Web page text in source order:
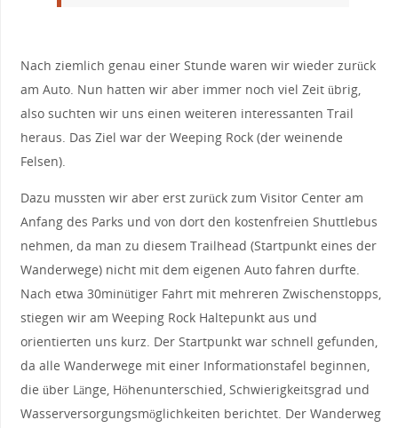
Nach ziemlich genau einer Stunde waren wir wieder zurück
am Auto. Nun hatten wir aber immer noch viel Zeit übrig,
also suchten wir uns einen weiteren interessanten Trail
heraus. Das Ziel war der Weeping Rock (der weinende
Felsen).
Dazu mussten wir aber erst zurück zum Visitor Center am
Anfang des Parks und von dort den kostenfreien Shuttlebus
nehmen, da man zu diesem Trailhead (Startpunkt eines der
Wanderwege) nicht mit dem eigenen Auto fahren durfte.
Nach etwa 30minütiger Fahrt mit mehreren Zwischenstopps,
stiegen wir am Weeping Rock Haltepunkt aus und
orientierten uns kurz. Der Startpunkt war schnell gefunden,
da alle Wanderwege mit einer Informationstafel beginnen,
die über Länge, Höhenunterschied, Schwierigkeitsgrad und
Wasserversorgungsmöglichkeiten berichtet. Der Wanderweg